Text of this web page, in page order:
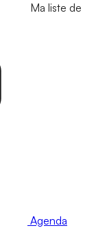
Ma liste de
Agenda